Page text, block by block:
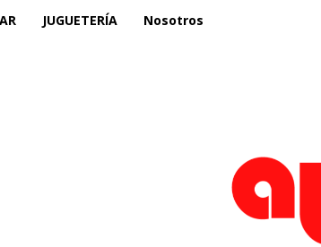
JUGUETERÍA Nosotros